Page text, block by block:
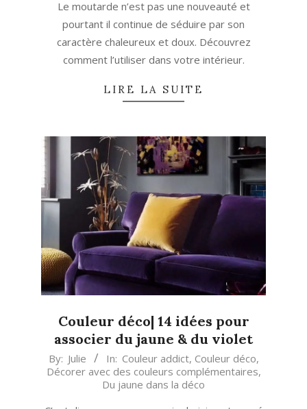
Le moutarde n’est pas une nouveauté et
pourtant il continue de séduire par son
caractère chaleureux et doux. Découvrez
comment l’utiliser dans votre intérieur.
LIRE LA SUITE
Couleur déco| 14 idées pour
associer du jaune & du violet
2023-
06-
By: Julie In: Couleur addict, Couleur déco,
Décorer avec des couleurs complémentaires,
Du jaune dans la déco